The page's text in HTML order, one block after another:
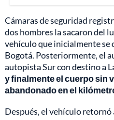
Cámaras de seguridad
dos hombres la sacaron del
vehículo que inicialmente se
Bogotá. Posteriormente, el
autopista Sur con destino a
y finalmente el cuerpo sin
abandonado en el
Después, el vehículo retornó